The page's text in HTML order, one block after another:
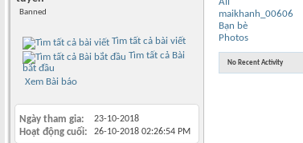
Banned
Tìm tất cả bài viết
Tìm tất cả Bài
bắt đầu
Xem Bài báo
Ngày tham gia 23-10-2018
Hoạt động cuối 26-10-2018 02:26:54 PM
maikhanh_00606
Bạn bè
Photos
No Recent Activity